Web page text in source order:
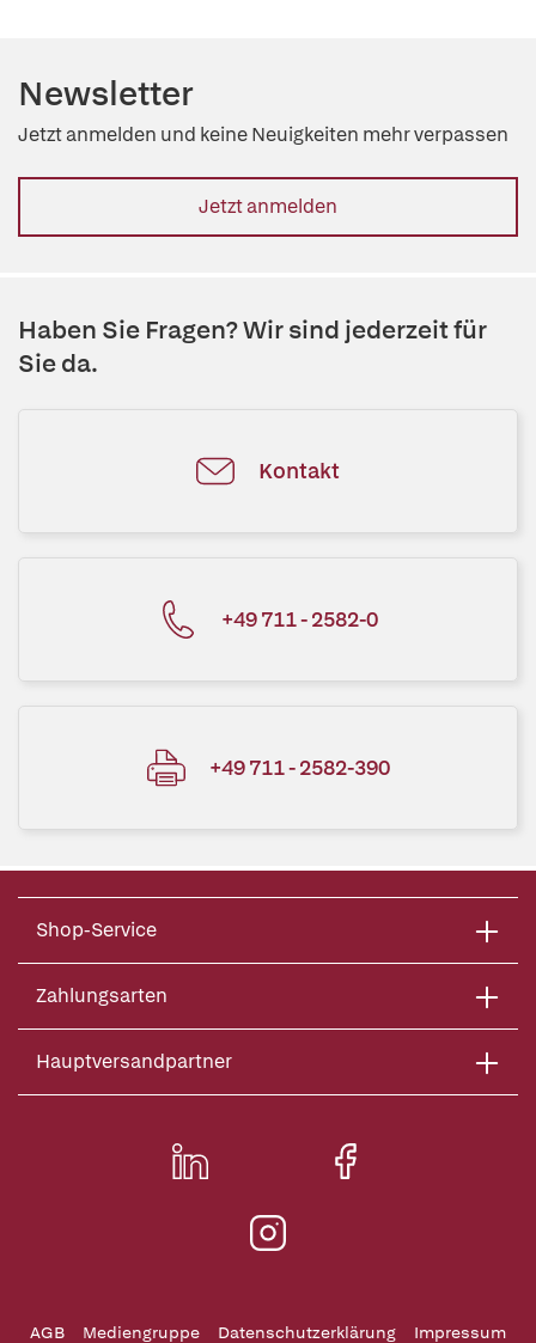
Newsletter
Jetzt anmelden und keine Neuigkeiten mehr verpassen
Jetzt anmelden
Haben Sie Fragen? Wir sind jederzeit für
Sie da.
Kontakt
+49 711 - 2582-0
+49 711 - 2582-390
Shop-Service
Zahlungsarten
Hauptversandpartner
AGB Mediengruppe Datenschutzerklärung Impressum